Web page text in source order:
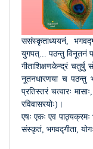
ससंस्कृताध्ययनं,
युगपत्... पठन्तु विनूतनं
गीताशिक्षणकेन्द्रं चतुर्षु
नूतनधारणया च पठन्तु
प्रतिस्तरं चत्वारः
रविवासरयोः)।
एषः एकः एव पाठ्यक्रमः
संस्कृतं, भगवद्गीता,